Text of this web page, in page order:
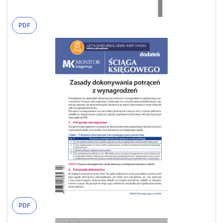
PDF
PDF